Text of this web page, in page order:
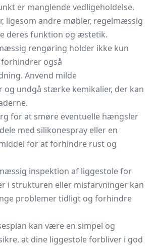
er manglende vedligeholdelse.
ligesom andre møbler, regelmæssig
deres funktion og æstetik.
rengøring holder ikke kun
også
Anvend milde
og undgå stærke kemikalier, der kan
for at smøre eventuelle hængsler
med silikonespray eller en
for at forhindre rust og
inspektion af liggestole for
i strukturen eller misfarvninger kan
problemer tidligt og forhindre
kan være en simpel og
at dine liggestole forbliver i god